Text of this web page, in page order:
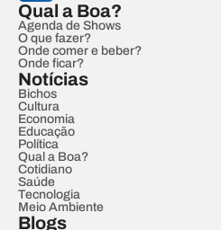
Qual a Boa?
Agenda de Shows
O que fazer?
Onde comer e beber?
Onde ficar?
Notícias
Bichos
Cultura
Economia
Educação
Política
Qual a Boa?
Cotidiano
Saúde
Tecnologia
Meio Ambiente
Blogs